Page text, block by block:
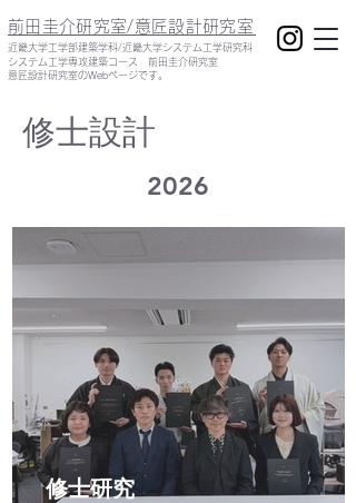
前田圭介研究室/意匠設計研究室
​近畿大学工学部建築学科/近畿大学システム工学研究科
システム工学専攻建築コース 前田圭介研究室
意匠設計研究室のWebページです。
修士設計
​2026
修士研究